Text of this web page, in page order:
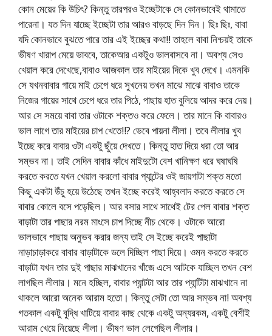
কোন মেয়ের কি উচিৎ? কিন্তু তারপরও ইচ্ছেটাকে সে কোনভাবেই থামাতে
পারেনা। যত দিন যাচ্ছে ইচ্ছেটা তার আরও বাড়ছে দিন দিন। ছিঃ ছিঃ, বাবা
যদি কোনভাবে বুঝতে পারে তার এই ইচ্ছের কথা!! তাহলে বাবা নিশ্চয়ই তাকে
ভীষণ খারাপ মেয়ে ভাববে, তাকেআর একটুও ভালবাসবে না। অবশ্য সেও
খেয়াল করে দেখেছে,বাবাও আজকাল তার মাইয়ের দিকে খুব দেখে। এমনকি
সে যখনবাবার গায়ে মাই চেপে ধরে সুখনেয় তখন মাঝে মাঝে বাবাও তাকে
নিজের গায়ের সাথে চেপে ধরে তার পিঠে, পাছায় হাত বুলিয়ে আদর করে দেয়।
আর সে সময়ে বাবা তার ওটাকে শক্তও করে ফেলে। তার মানে কি বাবারও
ভাল লাগে তার মাইয়ের চাপ খেতে!!? ভেবে পায়না লীলা। তবে লীলার খুব
ইচ্ছে করে বাবার ওটা একটু ছুঁয়ে দেখতে। কিন্তু হাত দিয়ে ধরা তো আর
সম্ভব না। তাই সেদিন বাবার কাঁধে মাইদুটো বেশ খানিক্ষণ ধরে ঘষাঘষি
করতে করতে যখন খেয়াল করলো বাবার প্যান্টের ওই জায়গাটা শক্ত মতো
কিছু একটা উঁচু হয়ে উঠেছে তখন ইচ্ছে করেই আহ্বলাদ করতে করতে সে
বাবার কোলে বসে পড়েছিল। আর বসার সাথে সাথেই টের পেল বাবার শক্ত
বাড়াটা তার পাছার নরম মাংসে চাপ দিচ্ছে নীচ থেকে। ওটাকে আরো
ভালভাবে পাছায় অনুভব করার জন্য তাই সে ইচ্ছে করেই পাছাটা
নাড়াচাড়াকরে বাবার বাড়াটাকে ডলে দিচ্ছিল পাছা দিয়ে। ওমন করতে করতে
বাড়াটা যখন তার দুই পাছার মাঝখানের খাঁজে এসে আটকে যাচ্ছিল তখন বেশ
লাগছিল লীলার। মনে হচ্ছিল, বাবার প্যান্টটা আর তার প্যান্টিটা মাঝখানে না
থাকলে আরো অনেক আরাম হতো। কিন্তু সেটা তো আর সম্ভব না! অবশ্য
গতকাল একটু বুদ্ধি খাটিয়ে বাবার কাছ থেকে একটু অন্যরকম, একটু বেশীই
আরাম খেয়ে নিয়েছে লীলা। ভীষণ ভাল লেগেছিল লীলার।